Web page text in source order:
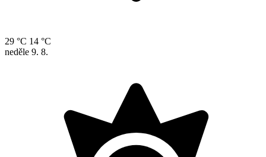
29 °C 14 °C
neděle 9. 8.